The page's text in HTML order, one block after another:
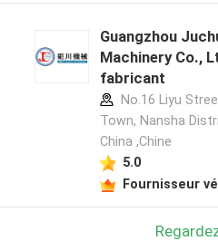
Guangzhou
Machinery Co.,
fabricant
No.16 Liyu
Town, Nansha
China ,Chine
5.0
Fournisseur